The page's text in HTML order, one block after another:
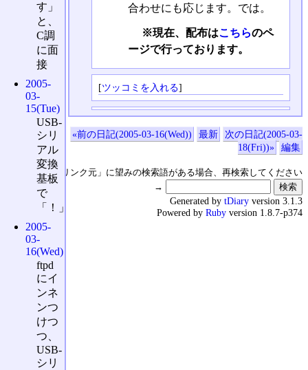
合わせにも応じます。では。
※現在、配布はこちらのペ
ージで行っております。
[ツッコミを入れる]
«前の日記(2005-03-16(Wed)) 最新
次の日記(2005-03-
18(Fri))»
編集
↑の「本日のリンク元」に望みの検索語がある場合、再検索してください
→
す」
と、
C調
に面
接
2005-
03-
15(Tue)
USB-
シリ
アル
変換
基板
で
「！」
2005-
03-
16(Wed)
ftpd
にイ
ンネ
ンつ
けつ
つ、
USB-
シリ
Generated by tDiary version 3.1.3
Powered by Ruby version 1.8.7-p374